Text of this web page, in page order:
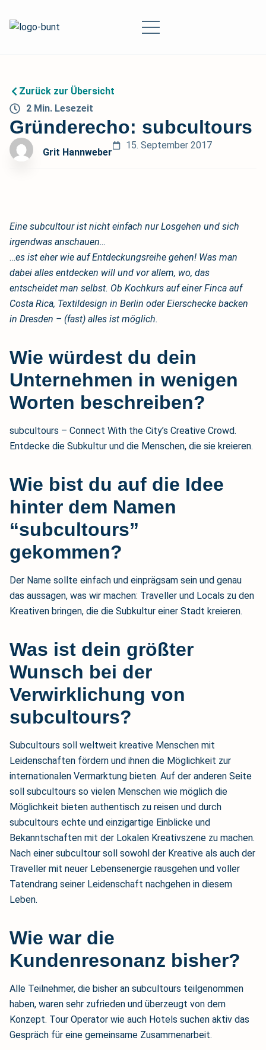
Zurück zur Übersicht
2 Min.Lesezeit
Gründerecho: subcultours
Grit Hannweber
15. September 2017
Eine subcultour ist nicht einfach nur Losgehen und sich
irgendwas anschauen…
…es ist eher wie auf Entdeckungsreihe gehen! Was man
dabei alles entdecken will und vor allem, wo, das
entscheidet man selbst. Ob Kochkurs auf einer Finca auf
Costa Rica, Textildesign in Berlin oder Eierschecke backen
in Dresden – (fast) alles ist möglich.
Wie würdest du dein
Unternehmen in wenigen
Worten beschreiben?
subcultours – Connect With the City’s Creative Crowd.
Entdecke die Subkultur und die Menschen, die sie kreieren.
Wie bist du auf die Idee
hinter dem Namen
“subcultours”
gekommen?
Der Name sollte einfach und einprägsam sein und genau
das aussagen, was wir machen: Traveller und Locals zu den
Kreativen bringen, die die Subkultur einer Stadt kreieren.
Was ist dein größter
Wunsch bei der
Verwirklichung von
subcultours?
Subcultours soll weltweit kreative Menschen mit
Leidenschaften fördern und ihnen die Möglichkeit zur
internationalen Vermarktung bieten. Auf der anderen Seite
soll subcultours so vielen Menschen wie möglich die
Möglichkeit bieten authentisch zu reisen und durch
subcultours echte und einzigartige Einblicke und
Bekanntschaften mit der Lokalen Kreativszene zu machen.
Nach einer subcultour soll sowohl der Kreative als auch der
Traveller mit neuer Lebensenergie rausgehen und voller
Tatendrang seiner Leidenschaft nachgehen in diesem
Leben.
Wie war die
Kundenresonanz bisher?
Alle Teilnehmer, die bisher an subcultours teilgenommen
haben, waren sehr zufrieden und überzeugt von dem
Konzept. Tour Operator wie auch Hotels suchen aktiv das
Gespräch für eine gemeinsame Zusammenarbeit.